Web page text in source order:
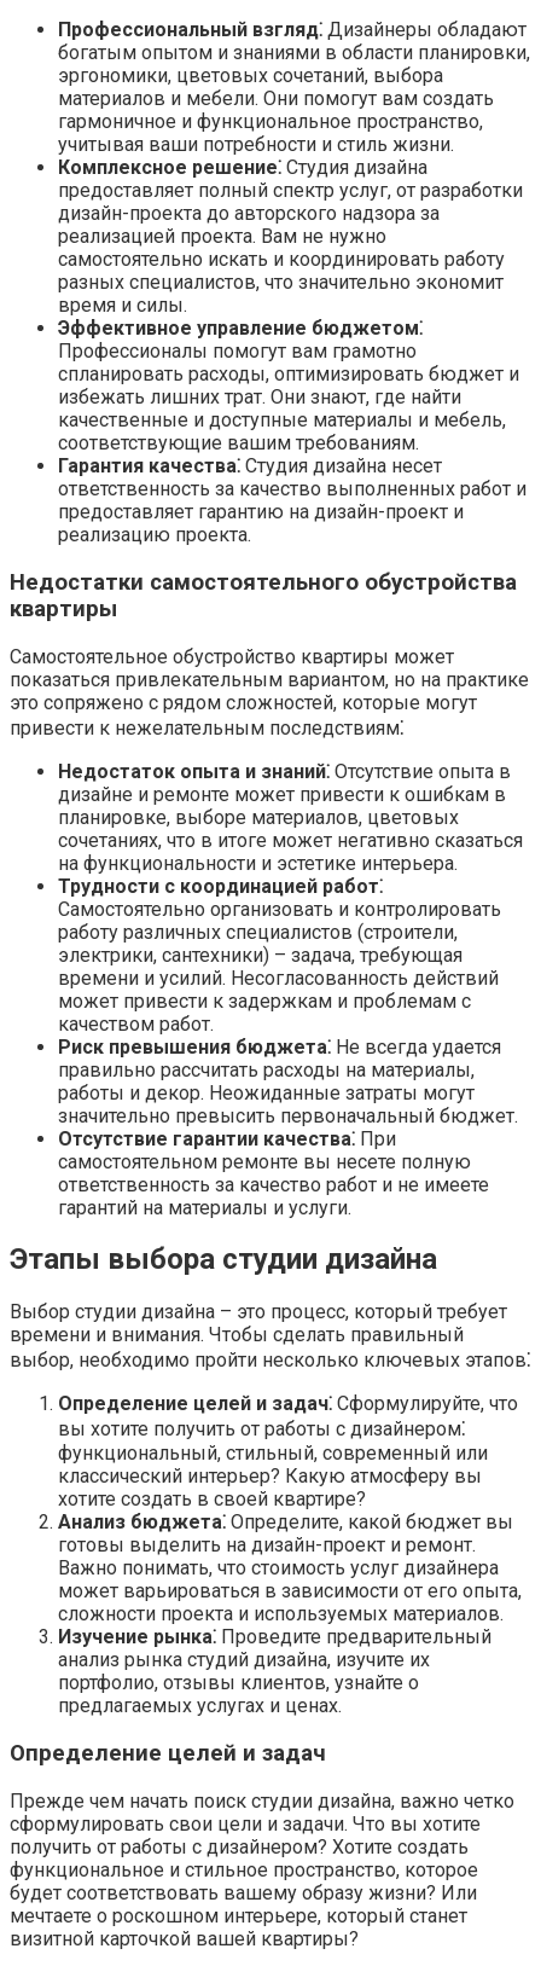
Профессиональный взгляд⁚ Дизайнеры обладают
богатым опытом и знаниями в области планировки,
эргономики, цветовых сочетаний, выбора
материалов и мебели. Они помогут вам создать
гармоничное и функциональное пространство,
учитывая ваши потребности и стиль жизни.
Комплексное решение⁚ Студия дизайна
предоставляет полный спектр услуг, от разработки
дизайн-проекта до авторского надзора за
реализацией проекта. Вам не нужно
самостоятельно искать и координировать работу
разных специалистов, что значительно экономит
время и силы.
Эффективное управление бюджетом⁚
Профессионалы помогут вам грамотно
спланировать расходы, оптимизировать бюджет и
избежать лишних трат. Они знают, где найти
качественные и доступные материалы и мебель,
соответствующие вашим требованиям.
Гарантия качества⁚ Студия дизайна несет
ответственность за качество выполненных работ и
предоставляет гарантию на дизайн-проект и
реализацию проекта.
Недостатки самостоятельного обустройства
квартиры
Самостоятельное обустройство квартиры может
показаться привлекательным вариантом, но на практике
это сопряжено с рядом сложностей, которые могут
привести к нежелательным последствиям⁚
Недостаток опыта и знаний⁚ Отсутствие опыта в
дизайне и ремонте может привести к ошибкам в
планировке, выборе материалов, цветовых
сочетаниях, что в итоге может негативно сказаться
на функциональности и эстетике интерьера.
Трудности с координацией работ⁚
Самостоятельно организовать и контролировать
работу различных специалистов (строители,
электрики, сантехники) – задача, требующая
времени и усилий. Несогласованность действий
может привести к задержкам и проблемам с
качеством работ.
Риск превышения бюджета⁚ Не всегда удается
правильно рассчитать расходы на материалы,
работы и декор. Неожиданные затраты могут
значительно превысить первоначальный бюджет.
Отсутствие гарантии качества⁚ При
самостоятельном ремонте вы несете полную
ответственность за качество работ и не имеете
гарантий на материалы и услуги.
Этапы выбора студии дизайна
Выбор студии дизайна – это процесс, который требует
времени и внимания. Чтобы сделать правильный
выбор, необходимо пройти несколько ключевых этапов⁚
Определение целей и задач⁚ Сформулируйте, что
вы хотите получить от работы с дизайнером⁚
функциональный, стильный, современный или
классический интерьер? Какую атмосферу вы
хотите создать в своей квартире?
Анализ бюджета⁚ Определите, какой бюджет вы
готовы выделить на дизайн-проект и ремонт.
Важно понимать, что стоимость услуг дизайнера
может варьироваться в зависимости от его опыта,
сложности проекта и используемых материалов.
Изучение рынка⁚ Проведите предварительный
анализ рынка студий дизайна, изучите их
портфолио, отзывы клиентов, узнайте о
предлагаемых услугах и ценах.
Определение целей и задач
Прежде чем начать поиск студии дизайна, важно четко
сформулировать свои цели и задачи. Что вы хотите
получить от работы с дизайнером? Хотите создать
функциональное и стильное пространство, которое
будет соответствовать вашему образу жизни? Или
мечтаете о роскошном интерьере, который станет
визитной карточкой вашей квартиры?